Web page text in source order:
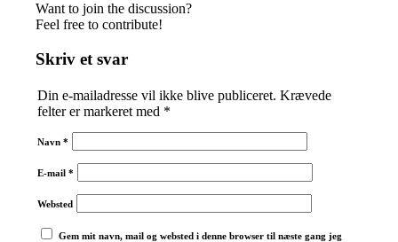
Want to join the discussion?
Feel free to contribute!
Skriv et svar
Din e-mailadresse vil ikke blive publiceret. Krævede
felter er markeret med *
Navn*
E-mail*
Websted
Gem mit navn, mail og websted i denne browser til næste gang jeg